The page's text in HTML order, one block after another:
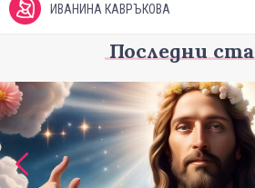
ИВАНИНА КАВРЪКОВА
Последни